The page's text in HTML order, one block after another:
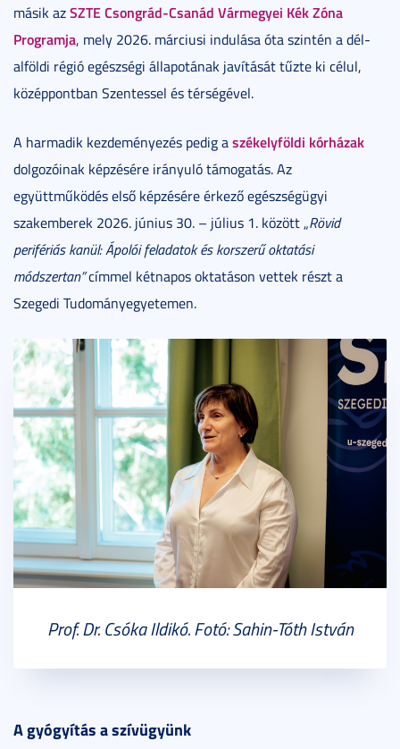
másik azSZTE Csongrád-Csanád Vármegyei Kék Zóna
Programja, mely 2026. márciusi indulása óta szintén a dél-
alföldi régió egészségi állapotának javítását tűzte ki célul,
középpontban Szentessel és térségével.
A harmadik kezdeményezés pedig aszékelyföldi kórházak
dolgozóinak képzésére irányuló támogatás. Az
együttműködés első képzésére érkező egészségügyi
szakemberek 2026. június 30. – július 1. között „Rövid
perifériás kanül: Ápolói feladatok és korszerű oktatási
módszertan”címmel kétnapos oktatáson vettek részt a
Szegedi Tudományegyetemen.
Prof. Dr. Csóka Ildikó. Fotó: Sahin-Tóth István
A gyógyítás a szívügyünk